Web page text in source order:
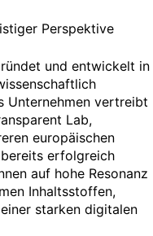
Perspektive
und entwickelt in
Unternehmen vertreibt
Lab,
europäischen
erfolgreich
auf hohe Resonanz
Inhaltsstoffen,
starken digitalen